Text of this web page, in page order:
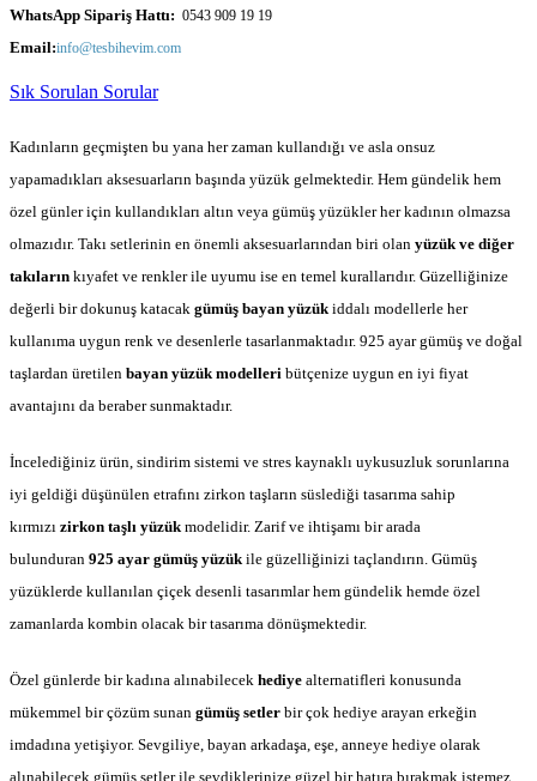
WhatsApp Sipariş Hattı: 0543 909 19 19
Email:info@tesbihevim.com
Sık Sorulan Sorular
Kadınların geçmişten bu yana her zaman kullandığı ve asla onsuz
yapamadıkları aksesuarların başında yüzük gelmektedir. Hem gündelik hem
özel günler için kullandıkları altın veya gümüş yüzükler her kadının olmazsa
olmazıdır. Takı setlerinin en önemli aksesuarlarından biri olan yüzük ve diğer
takıların kıyafet ve renkler ile uyumu ise en temel kurallarıdır. Güzelliğinize
değerli bir dokunuş katacak gümüş bayan yüzükiddalı modellerle her
kullanıma uygun renk ve desenlerle tasarlanmaktadır. 925 ayar gümüş ve doğal
taşlardan üretilen bayan yüzük modelleri bütçenize uygun en iyi fiyat
avantajını da beraber sunmaktadır.
İncelediğiniz ürün, sindirim sistemi ve stres kaynaklı uykusuzluk sorunlarına
iyi geldiği düşünülen etrafını zirkon taşların süslediği tasarıma sahip
kırmızı zirkon taşlı yüzükmodelidir. Zarif ve ihtişamı bir arada
bulunduran 925 ayar gümüş yüzük ile güzelliğinizi taçlandırın. Gümüş
yüzüklerde kullanılan çiçek desenli tasarımlar hem gündelik hemde özel
zamanlarda kombin olacak bir tasarıma dönüşmektedir.
Özel günlerde bir kadına alınabilecek hediye alternatifleri konusunda
mükemmel bir çözüm sunan gümüş setler bir çok hediye arayan erkeğin
imdadına yetişiyor. Sevgiliye, bayan arkadaşa, eşe, anneye hediye olarak
alınabilecek gümüş setler ile sevdiklerinize güzel bir hatıra bırakmak istemez